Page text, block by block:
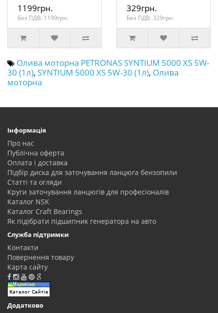
1199грн.
Без ПДВ: 1199грн.
329грн.
Без ПДВ: 329грн.
Олива моторна PETRONAS SYNTIUM 5000 XS 5W-
30 (1л), SYNTIUM 5000 XS 5W-30 (1л), Олива
моторна
Інформація
Про нас
Публічна оферта
Оплата і доставка
Підбір диска для заточування ланцюга бензопили
Статті та огляди
Круги заточування ланцюгів для професіоналів
Каталог NSK
Каталог Craft Bearings
Як підібрати підшипник генератора на авто
Служба підтримки
Контакти
Повернення товару
Карта сайту
Додатково